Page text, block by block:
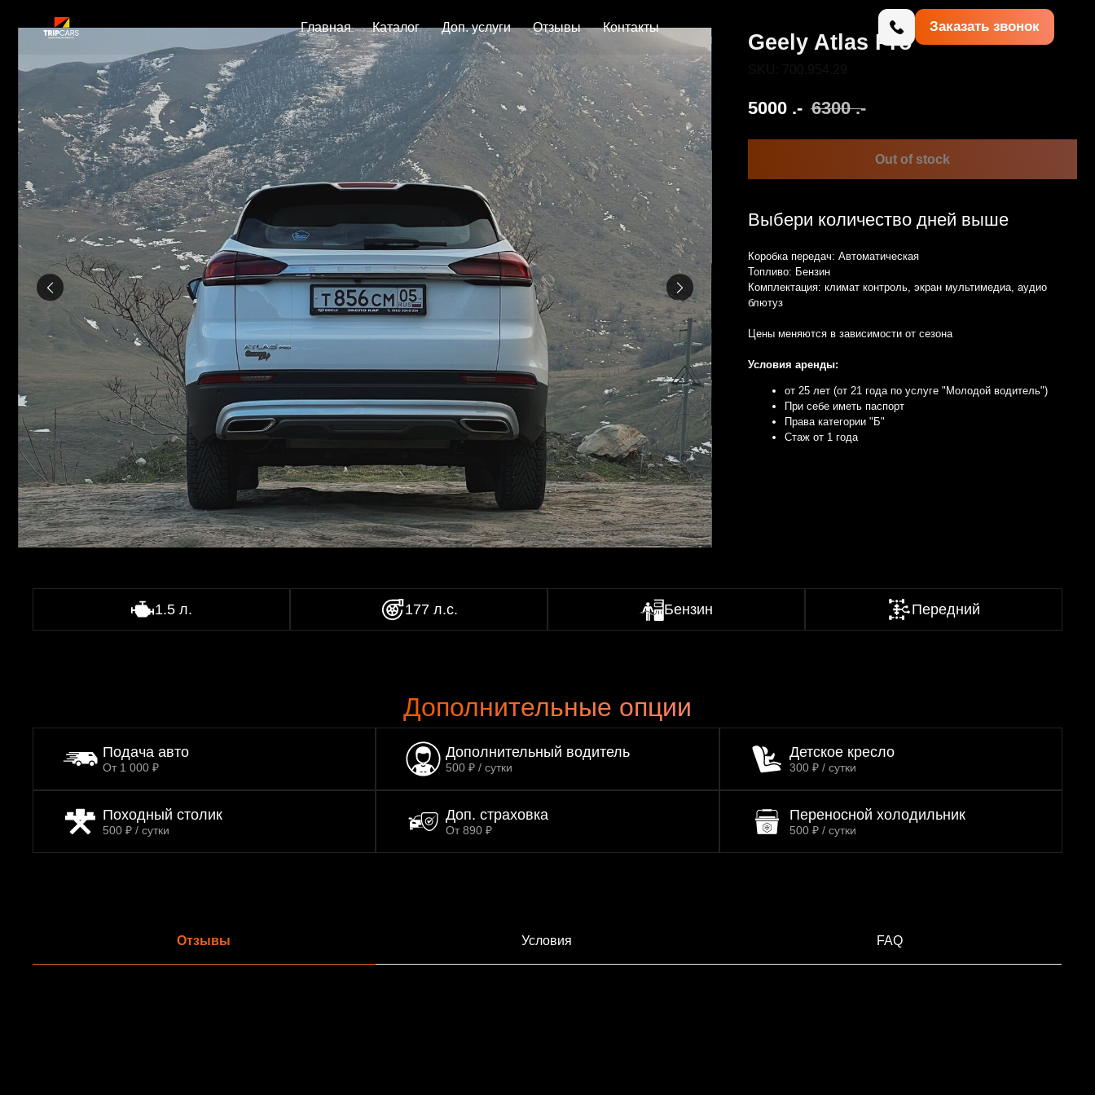
Главная Каталог Доп. услуги Отзывы Контакты Заказать звонок
Geely Atlas Pro
SKU: 700.954.29
5000
Out of stock
Выбери количество дней выше
Коробка передач: Автоматическая
Топливо: Бензин
Комплектация: климат контроль, экран мультимедиа, аудио
блютуз
Цены меняются в зависимости от сезона
Условия аренды:
от 25 лет (от 21 года по услуге "Молодой водитель")
При себе иметь паспорт
Права категории "Б"
Стаж от 1 года
1.5 л. 177 л.с. Бензин Передний
Дополнительные опции
Подача авто
От 1 000 ₽
Дополнительный водитель
500 ₽ / сутки
Детское кресло
300 ₽ / сутки
Походный столик
500 ₽ / сутки
Доп. страховка
От 890 ₽
Переносной холодильник
500 ₽ / сутки
Отзывы Условия FAQ